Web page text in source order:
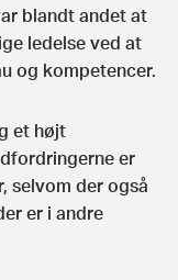
blandt andet at
ledelse ved at
og kompetencer.
et højt
er
selvom der også
er i andre